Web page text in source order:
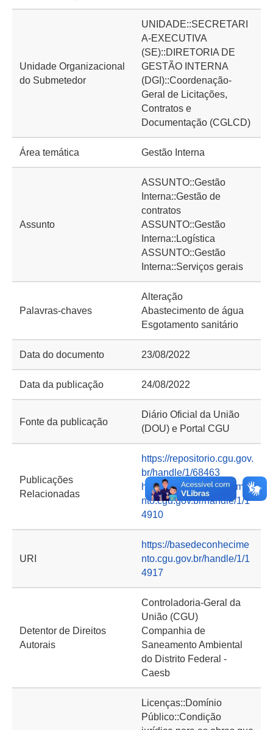
Unidade Organizacional
do Submetedor
UNIDADE::SECRETARI
A-EXECUTIVA
(SE)::DIRETORIA DE
GESTÃO INTERNA
(DGI)::Coordenação-
Geral de Licitações,
Contratos e
Documentação (CGLCD)
Área temática Gestão Interna
Assunto
ASSUNTO::Gestão
Interna::Gestão de
contratos
ASSUNTO::Gestão
Interna::Logística
ASSUNTO::Gestão
Interna::Serviços gerais
Palavras-chaves
Alteração
Abastecimento de água
Esgotamento sanitário
Data do documento 23/08/2022
Data da publicação 24/08/2022
Fonte da publicação
Diário Oficial da União
(DOU) e Portal CGU
Publicações
Relacionadas
https://repositorio.cgu.gov.
br/handle/1/68463
https://basedeconhecime
nto.cgu.gov.br/handle/1/1
4910
URI
https://basedeconhecime
nto.cgu.gov.br/handle/1/1
4917
Detentor de Direitos
Autorais
Controladoria-Geral da
União (CGU)
Companhia de
Saneamento Ambiental
do Distrito Federal -
Caesb
Licenças::Domínio
Público::Condição